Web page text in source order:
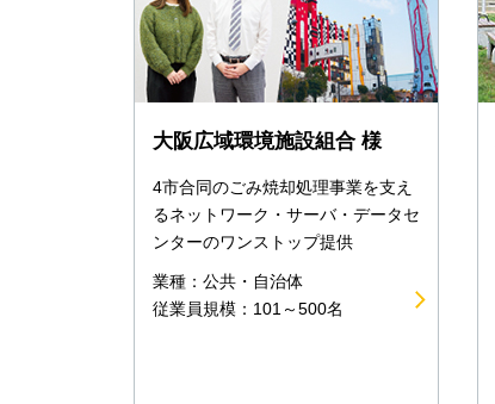
大阪広域環境施設組合 様
4市合同のごみ焼却処理事業を支え
るネットワーク・サーバ・データセ
ンターのワンストップ提供
業種：公共・自治体
従業員規模：101～500名